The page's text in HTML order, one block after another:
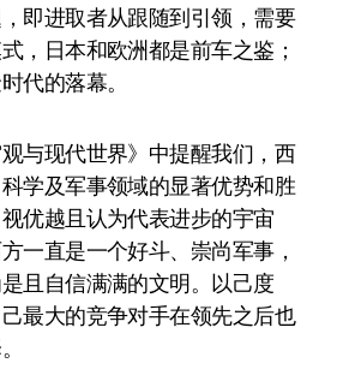
即进取者从跟随到引领，需要
，日本和欧洲都是前车之鉴；
代的落幕。
与现代世界》中提醒我们，西
学及军事领域的显著优势和胜
优越且认为代表进步的宇宙
一直是一个好斗、崇尚军事，
且自信满满的文明。以己度
最大的竞争对手在领先之后也